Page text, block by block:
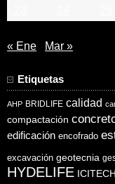
« Ene Mar »
Etiquetas
AHP BRIDLIFE calidad
compactación
edificación encofrado
excavación geotecnia
HYDELIFE ICITECH